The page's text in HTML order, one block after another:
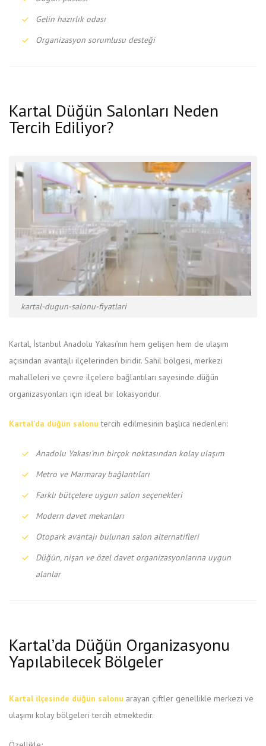
Gelin hazırlık odası
Organizasyon sorumlusu desteği
Kartal Düğün Salonları Neden
Tercih Ediliyor?
kartal-dugun-salonu-fiyatlari
Kartal, İstanbul Anadolu Yakası’nın hem gelişen hem de ulaşım
açısından avantajlı ilçelerinden biridir. Sahil bölgesi, merkezi
mahalleleri ve çevre ilçelere bağlantıları sayesinde düğün
organizasyonları için ideal bir lokasyondur.
Kartal’da düğün salonu tercih edilmesinin başlıca nedenleri:
Anadolu Yakası’nın birçok noktasından kolay ulaşım
Metro ve Marmaray bağlantıları
Farklı bütçelere uygun salon seçenekleri
Modern davet mekanları
Otopark avantajı bulunan salon alternatifleri
Düğün, nişan ve özel davet organizasyonlarına uygun
alanlar
Kartal’da Düğün Organizasyonu
Yapılabilecek Bölgeler
Kartal ilçesinde düğün salonu arayan çiftler genellikle merkezi ve
ulaşımı kolay bölgeleri tercih etmektedir.